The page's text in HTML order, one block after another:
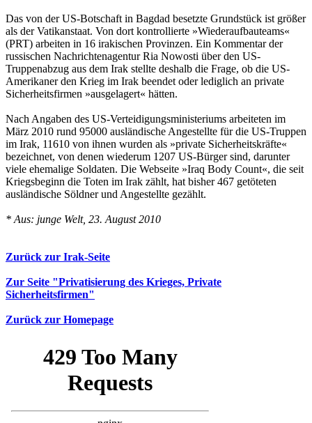
Das von der US-Botschaft in Bagdad besetzte Grundstück ist größer
als der Vatikanstaat. Von dort kontrollierte »Wiederaufbauteams«
(PRT) arbeiten in 16 irakischen Provinzen. Ein Kommentar der
russischen Nachrichtenagentur Ria Nowosti über den US-
Truppenabzug aus dem Irak stellte deshalb die Frage, ob die US-
Amerikaner den Krieg im Irak beendet oder lediglich an private
Sicherheitsfirmen »ausgelagert« hätten.
Nach Angaben des US-Verteidigungsministeriums arbeiteten im
März 2010 rund 95000 ausländische Angestellte für die US-Truppen
im Irak, 11610 von ihnen wurden als »private Sicherheitskräfte«
bezeichnet, von denen wiederum 1207 US-Bürger sind, darunter
viele ehemalige Soldaten. Die Webseite »Iraq Body Count«, die seit
Kriegsbeginn die Toten im Irak zählt, hat bisher 467 getöteten
ausländische Söldner und Angestellte gezählt.
* Aus: junge Welt, 23. August 2010
Zurück zur Irak-Seite
Zur Seite "Privatisierung des Krieges, Private
Sicherheitsfirmen"
Zurück zur Homepage